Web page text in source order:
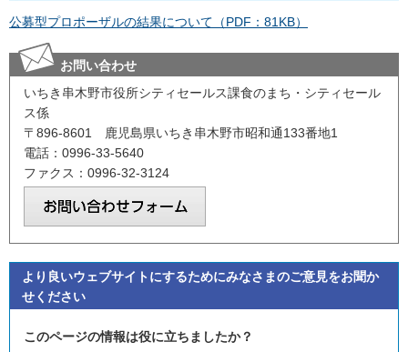
公募型プロポーザルの結果について（PDF：81KB）
お問い合わせ
いちき串木野市役所シティセールス課食のまち・シティセール
ス係
〒896-8601 鹿児島県いちき串木野市昭和通133番地1
電話：0996-33-5640
ファクス：0996-32-3124
より良いウェブサイトにするためにみなさまのご意見をお聞か
せください
このページの情報は役に立ちましたか？